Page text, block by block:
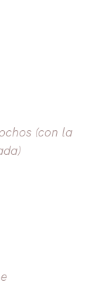
(con la